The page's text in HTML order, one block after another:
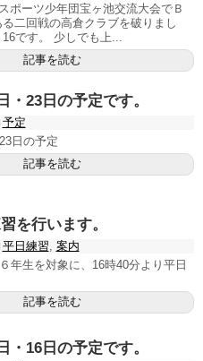
ポーツ少年団宝ヶ池交流大会でＢ
二回戦の高倉クラブを破りまし
です。 少しでも上...
記事を読む
・23日の予定です。
予定
日の予定
記事を読む
を行います。
平日練習 案内
年生を対象に、16時40分より平日
記事を読む
・16日の予定です。